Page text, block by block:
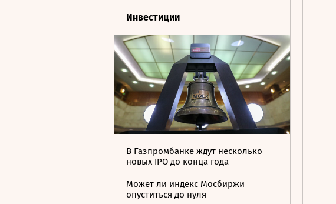
Инвестиции
В Газпромбанке ждут несколько
новых IPO до конца года
Может ли индекс Мосбиржи
опуститься до нуля